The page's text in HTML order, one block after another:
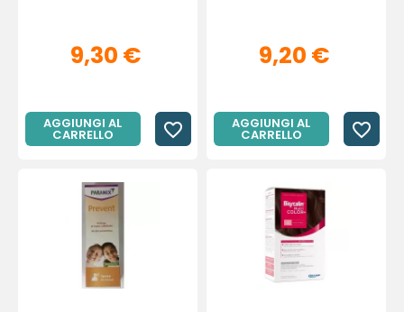
9,30 €
AGGIUNGI AL
CARRELLO favorite_border
9,20 €
AGGIUNGI AL
CARRELLO favorite_border